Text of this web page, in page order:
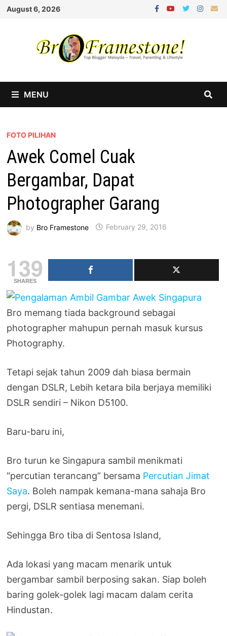
Skip
August 6, 2026
MENU
FOTO PILIHAN
Awek Comel Cuak
Bergambar, Dapat
Photographer Garang
by Bro Framestone February 29, 2016
139
SHARES
Bro memang tiada background sebagai
photographer mahupun pernah masuk kursus
Photography.
Tetapi sejak tahun 2009 dah biasa bermain
dengan DSLR, Lebih ketara bila berjaya memiliki
DSLR sendiri – Nikon D5100.
Baru-baru ini,
Bro turun ke Singapura sambil menikmati
“percutian terancang” bersama Percutian Jimat
Saya. Boleh nampak kemana-mana sahaja Bro
pergi, DSLR sentiasa menemani.
Sehingga Bro tiba di Sentosa Island,
Ada lokasi yang macam menarik untuk
bergambar sambil berposing sakan. Siap boleh
baring golek-golek lagi macam dalam cerita
Hindustan.